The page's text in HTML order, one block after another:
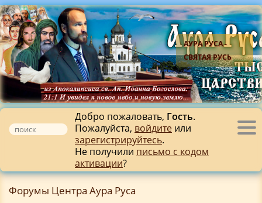
АУРА РУСА -
СВЯТАЯ РУСЬ
Добро пожаловать, Гость.
Пожалуйста, войдите или
зарегистрируйтесь.
Не получили письмо с кодом
активации?
Форумы Центра Аура Руса